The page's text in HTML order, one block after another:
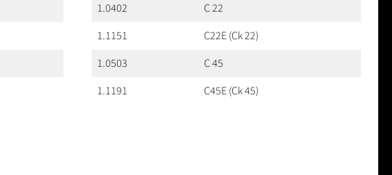
1.0402
C 22
1.1151
C22E (Ck 22)
1.0503
C 45
1.1191
C45E (Ck 45)